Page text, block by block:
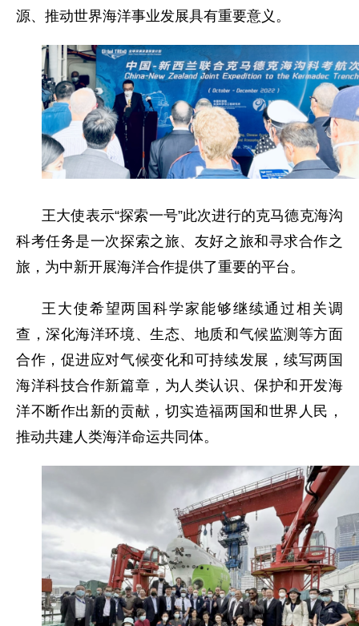
源、推动世界海洋事业发展具有重要意义。
王大使表示“探索一号”此次进行的克马德克海沟
科考任务是一次探索之旅、友好之旅和寻求合作之
旅，为中新开展海洋合作提供了重要的平台。
王大使希望两国科学家能够继续通过相关调
查，深化海洋环境、生态、地质和气候监测等方面
合作，促进应对气候变化和可持续发展，续写两国
海洋科技合作新篇章，为人类认识、保护和开发海
洋不断作出新的贡献，切实造福两国和世界人民，
推动共建人类海洋命运共同体。